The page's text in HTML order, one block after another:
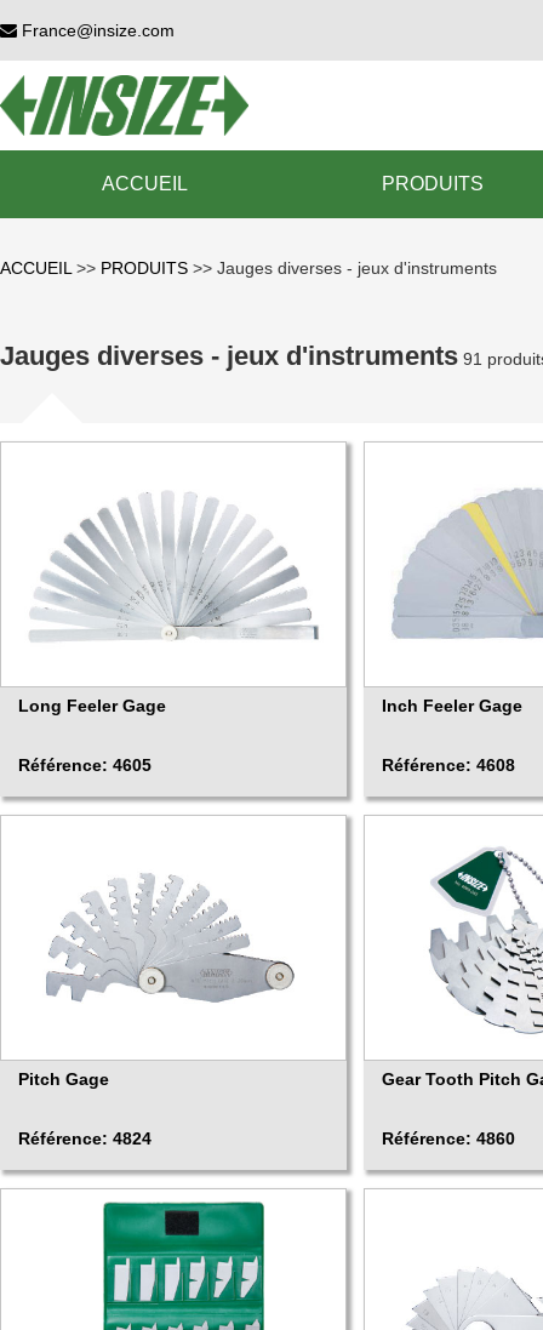
France@insize.com
ACCUEIL PRODUITS
ACCUEIL >> PRODUITS >> Jauges diverses - jeux d'instruments
Jauges diverses - jeux d'instruments 91
Long Feeler Gage
Référence: 4605
Inch Feeler Gage
Référence: 4608
Pitch Gage
Référence: 4824
Gear Tooth Pitch
Référence: 4860